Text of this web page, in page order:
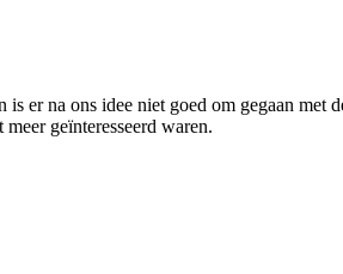
er na ons idee niet goed om gegaan
geïnteresseerd waren.